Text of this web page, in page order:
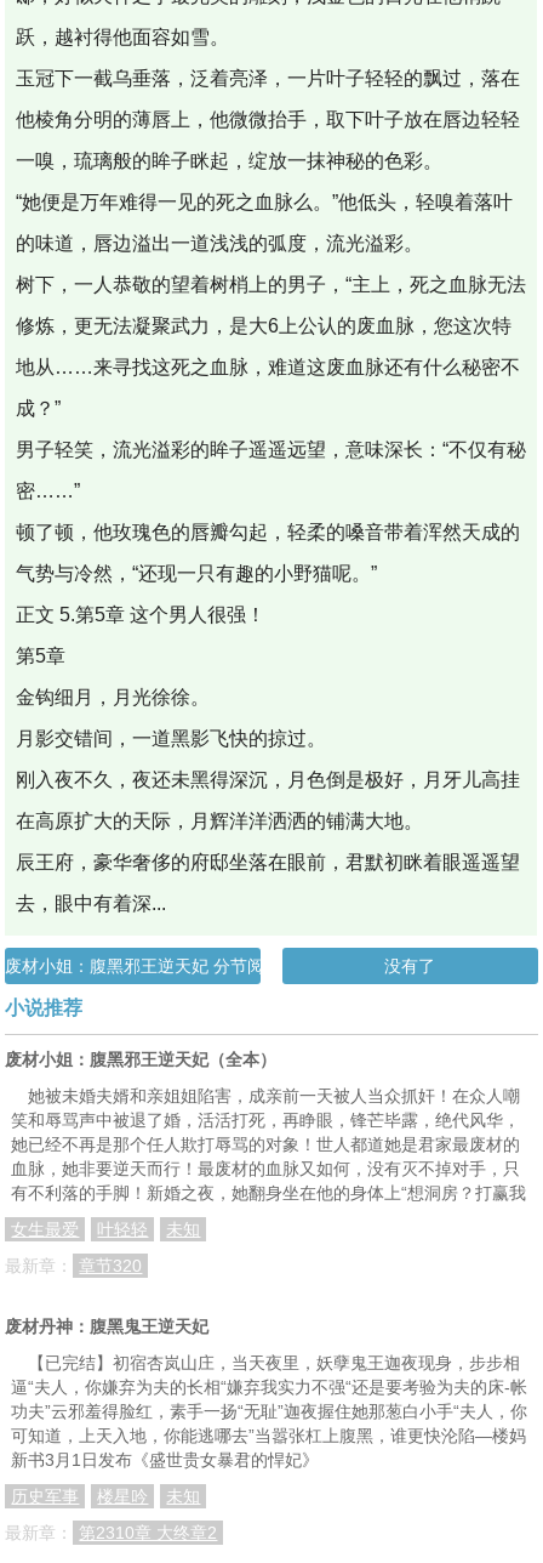
跃，越衬得他面容如雪。
玉冠下一截乌垂落，泛着亮泽，一片叶子轻轻的飘过，落在
他棱角分明的薄唇上，他微微抬手，取下叶子放在唇边轻轻
一嗅，琉璃般的眸子眯起，绽放一抹神秘的色彩。
“她便是万年难得一见的死之血脉么。”他低头，轻嗅着落叶
的味道，唇边溢出一道浅浅的弧度，流光溢彩。
树下，一人恭敬的望着树梢上的男子，“主上，死之血脉无法
修炼，更无法凝聚武力，是大6上公认的废血脉，您这次特
地从……来寻找这死之血脉，难道这废血脉还有什么秘密不
成？”
男子轻笑，流光溢彩的眸子遥遥远望，意味深长：“不仅有秘
密……”
顿了顿，他玫瑰色的唇瓣勾起，轻柔的嗓音带着浑然天成的
气势与冷然，“还现一只有趣的小野猫呢。”
正文 5.第5章 这个男人很强！
第5章
金钩细月，月光徐徐。
月影交错间，一道黑影飞快的掠过。
刚入夜不久，夜还未黑得深沉，月色倒是极好，月牙儿高挂
在高原扩大的天际，月辉洋洋洒洒的铺满大地。
辰王府，豪华奢侈的府邸坐落在眼前，君默初眯着眼遥遥望
去，眼中有着深...
废材小姐：腹黑邪王逆天妃 分节阅读_1 没有了
小说推荐
废材小姐：腹黑邪王逆天妃（全本）
她被未婚夫婿和亲姐姐陷害，成亲前一天被人当众抓奸！在众人嘲
笑和辱骂声中被退了婚，活活打死，再睁眼，锋芒毕露，绝代风华，
她已经不再是那个任人欺打辱骂的对象！世人都道她是君家最废材的
血脉，她非要逆天而行！最废材的血脉又如何，没有灭不掉对手，只
有不利落的手脚！新婚之夜，她翻身坐在他的身体上“想洞房？打赢我
女生最爱
叶轻轻
未知
最新章：
章节320
废材丹神：腹黑鬼王逆天妃
【已完结】初宿杏岚山庄，当天夜里，妖孽鬼王迦夜现身，步步相
逼“夫人，你嫌弃为夫的长相“嫌弃我实力不强“还是要考验为夫的床-帐
功夫”云邪羞得脸红，素手一扬“无耻”迦夜握住她那葱白小手“夫人，你
可知道，上天入地，你能逃哪去”当嚣张杠上腹黑，谁更快沦陷—楼妈
新书3月1日发布《盛世贵女暴君的悍妃》
历史军事
楼星吟
未知
最新章：
第2310章 大终章2